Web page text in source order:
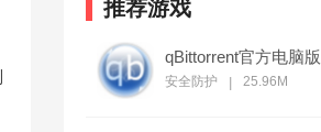
推荐游戏
qBittorrent官方电脑版
安全防护 25.96M